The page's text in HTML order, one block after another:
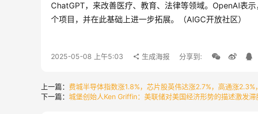
ChatGPT，来改善医疗、教育、法律等领域。OpenAI表
个项目，并在此基础上进一步拓展。（AIGC开放社区）
2025-05-08 上午5:03 生成海报 分享到:
上一篇： 费城半导体指数涨1.8%，芯片股英伟达涨2.7%，高通涨
下一篇： 城堡创始人Ken Griffin：美联储对美国经济形势的描述激发